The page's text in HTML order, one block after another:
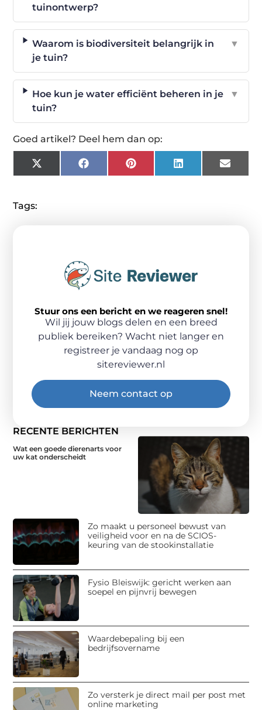
tuinontwerp?
Waarom is biodiversiteit belangrijk in
je tuin?
▼
Hoe kun je water efficiënt beheren in je
tuin?
▼
Goed artikel? Deel hem dan op:
X
(Twitter)
FacebookPinterestLinkedIn Email
Tags:
RECENTE BERICHTEN
Wat een goede dierenarts voor
uw kat onderscheidt
Zo maakt u personeel bewust van
veiligheid voor en na de SCIOS-
keuring van de stookinstallatie
Fysio Bleiswijk: gericht werken aan
soepel en pijnvrij bewegen
Waardebepaling bij een
bedrijfsovername
Zo versterk je direct mail per post met
online marketing
Stuur ons een bericht en we reageren snel!
Wil jij jouw blogs delen en een breed
publiek bereiken? Wacht niet langer en
registreer je vandaag nog op
sitereviewer.nl
Neem contact op